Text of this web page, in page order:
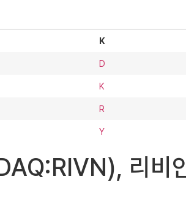
K
D
K
R
Y
리비안